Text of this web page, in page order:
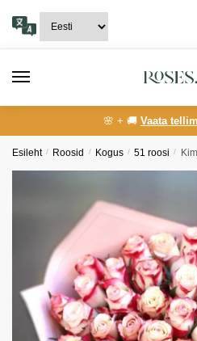
navigation
content
🌸 + 🚚 Vaata
Esileht / Roosid / Kogus / 51 roosi /